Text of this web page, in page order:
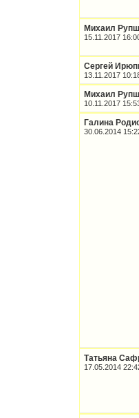
Михаил
15.11.2017
Сергей
13.11.2017
Михаил
10.11.2017
Галина
30.06.2014
Татьяна
17.05.2014